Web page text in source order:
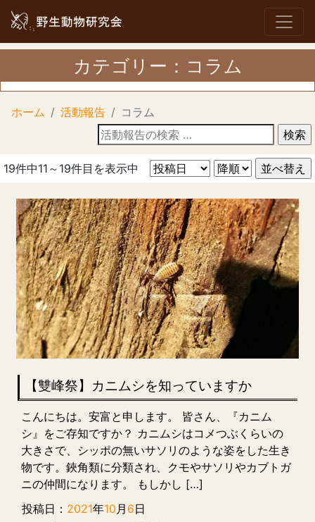
カテゴリー：コラム
ホーム 活動報告
コラム
活
動
報
の
検
索
19件中11～19件目を表示中
【雙峰祭】カニムシを知っていますか
こんにちは。安富と申します。 皆さん、『カニム
シ』をご存知ですか？ カニムシはコメつぶくらいの
大きさで、シッポの無いサソリのような姿をした生き
物です。鋏角類に分類され、クモやサソリやカブトガ
ニの仲間になります。 もしかし […]
投稿日： 2021年10 月 6日